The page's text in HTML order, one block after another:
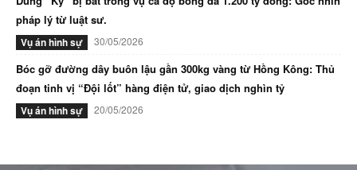
pháp lý từ luật sư.
Vụ án hình sự 30/05/2026
Bóc gỡ đường dây buôn lậu gần 300kg vàng từ Hồng Kông: Thủ
đoạn tinh vị “Đội lốt” hàng điện tử, giao dịch nghìn tỷ
Vụ án hình sự 20/05/2026